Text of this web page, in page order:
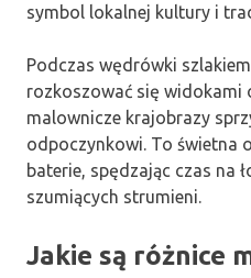
symbol lokalnej kultury i
Podczas wędrówki
rozkoszować się widokami
malownicze krajobrazy
odpoczynkowi. To świetna
baterie, spędzając czas na
szumiących strumieni.
Jakie są różnice